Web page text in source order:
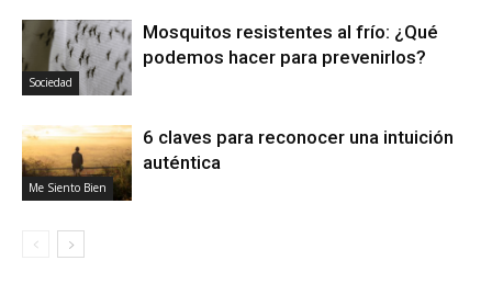
Sociedad
Mosquitos resistentes al frío: ¿Qué
podemos hacer para prevenirlos?
Me Siento Bien
6 claves para reconocer una intuición
auténtica